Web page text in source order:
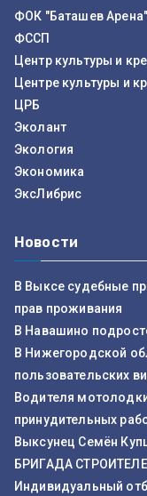
ФОК "Баташев Арена"
ФССП
Центр культуры и
Центре культуры и
ЦРБ
Эколант
Экология
Экономика
ЭксЛибрис
Новости
В Выксе судебные
прав проживания
В Навашино
В Нижегородской
пользовательских
Водителя
принудительных
Выксунец Семён
БРИГАДА
Индивидуальный